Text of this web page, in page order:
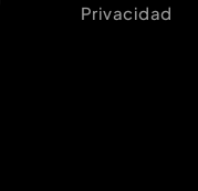
Privacidad